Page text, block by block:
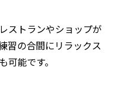
ストランやショップが
習の合間にリラックス
能です。